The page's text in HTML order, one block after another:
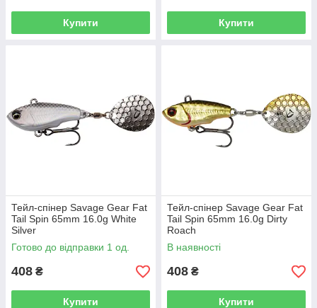
Купити Купити
Тейл-спінер Savage Gear Fat
Tail Spin 65mm 16.0g White
Silver
Готово до відправки 1 од.
408 ₴
Купити
Тейл-спінер Savage Gear Fat
Tail Spin 65mm 16.0g Dirty
Roach
В наявності
408 ₴
Купити